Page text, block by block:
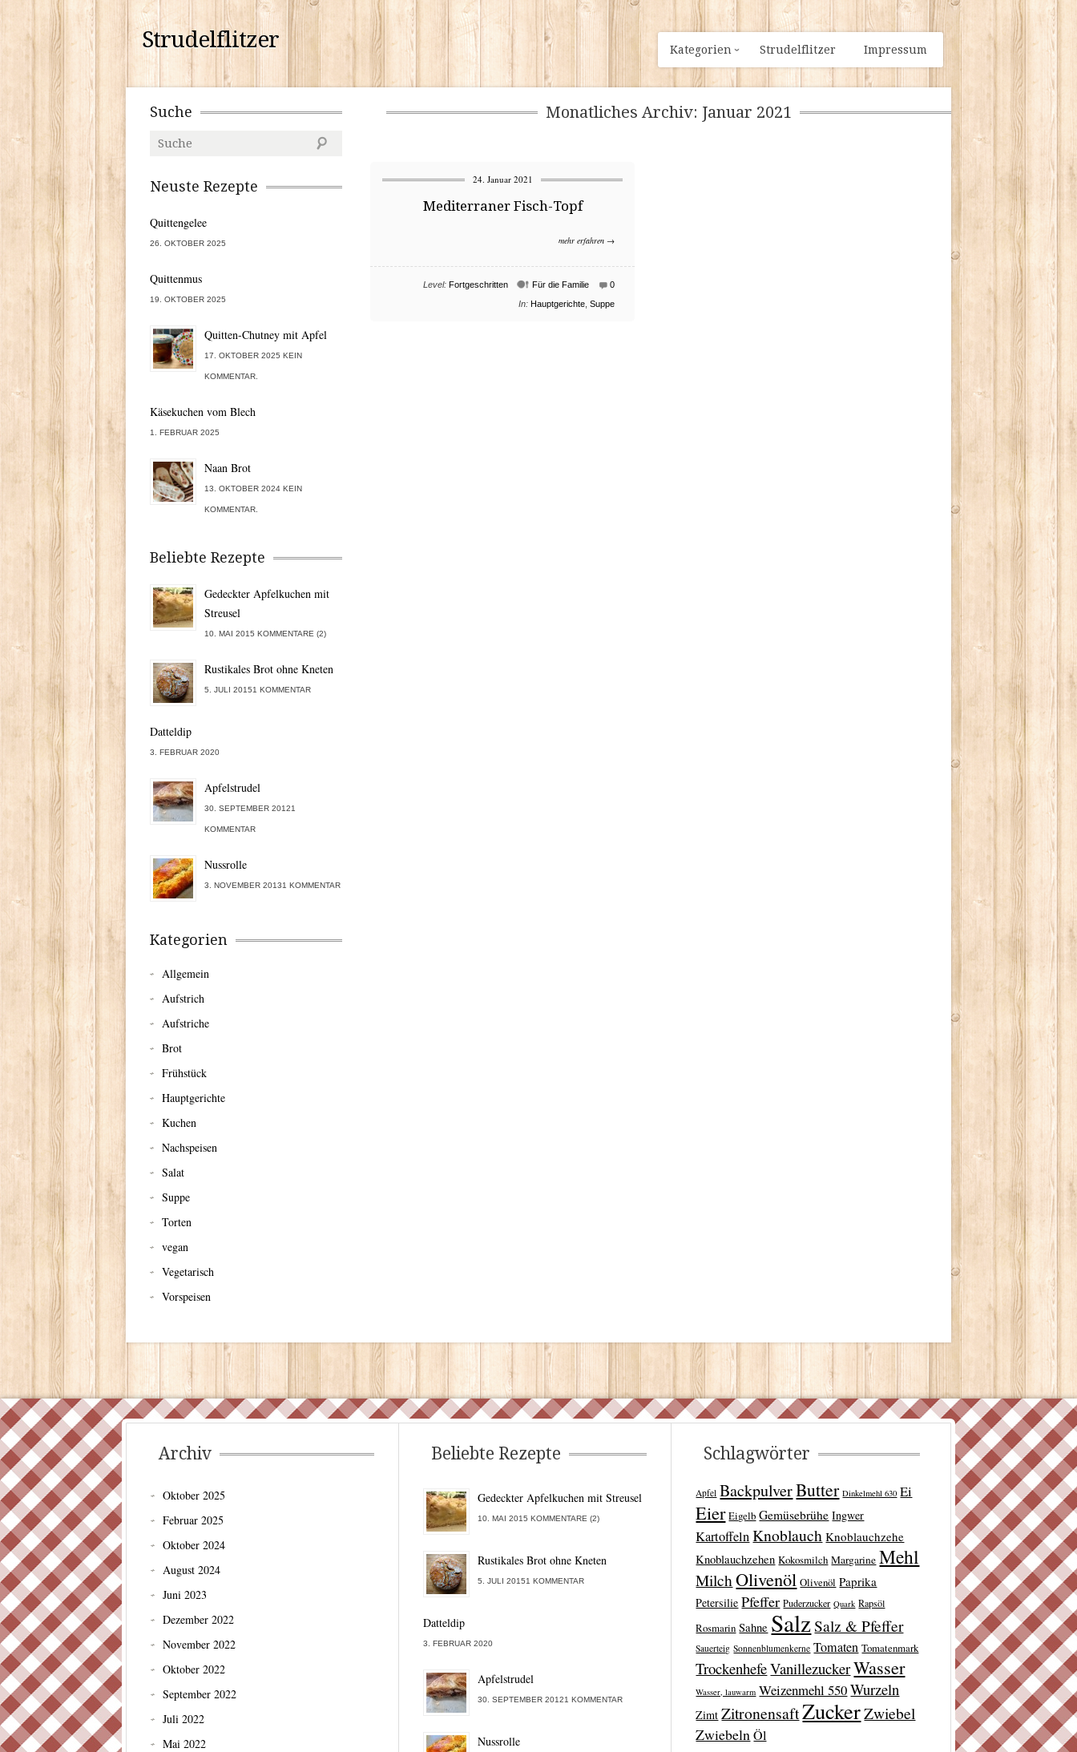
Strudelflitzer Kategorien Strudelflitzer Impressum
Monatliches Archiv: Januar 2021
24. Januar 2021
Mediterraner Fisch-Topf
mehr erfahren →
0
Für die Familie
Level: Fortgeschritten
In: Hauptgerichte Suppe
Suche
Neuste Rezepte
Quittengelee
26. OKTOBER 2025
Quittenmus
19. OKTOBER 2025
Quitten-Chutney mit Apfel
17. OKTOBER 2025 KEIN
KOMMENTAR.
Käsekuchen vom Blech
1. FEBRUAR 2025
Naan Brot
13. OKTOBER 2024 KEIN
KOMMENTAR.
Beliebte Rezepte
Gedeckter Apfelkuchen mit
Streusel
10. MAI 2015 KOMMENTARE (2)
Rustikales Brot ohne Kneten
5. JULI 20151 KOMMENTAR
Datteldip
3. FEBRUAR 2020
Apfelstrudel
30. SEPTEMBER 20121
KOMMENTAR
Nussrolle
3. NOVEMBER 20131 KOMMENTAR
Kategorien
Allgemein
Aufstrich
Aufstriche
Brot
Frühstück
Hauptgerichte
Kuchen
Nachspeisen
Salat
Suppe
Torten
vegan
Vegetarisch
Vorspeisen
Archiv
Oktober 2025
Februar 2025
Oktober 2024
August 2024
Juni 2023
Dezember 2022
November 2022
Oktober 2022
September 2022
Juli 2022
Mai 2022
Beliebte Rezepte
Gedeckter Apfelkuchen mit Streusel
10. MAI 2015 KOMMENTARE (2)
Rustikales Brot ohne Kneten
5. JULI 20151 KOMMENTAR
Datteldip
3. FEBRUAR 2020
Apfelstrudel
30. SEPTEMBER 20121 KOMMENTAR
Nussrolle
Schlagwörter
Apfel BackpulverButter Dinkelmehl 630 Ei
Eier Eigelb Gemüsebrühe Ingwer
Kartoffeln Knoblauch Knoblauchzehe
Knoblauchzehen Kokosmilch Margarine Mehl
MilchOlivenöl Olivenöl Paprika
Petersilie Pfeffer Puderzucker Quark Rapsöl
Rosmarin Sahne SalzSalz & Pfeffer
Sauerteig Sonnenblumenkerne Tomaten Tomatenmark
TrockenhefeVanillezuckerWasser
Wasser, lauwarm Weizenmehl 550Wurzeln
Zimt ZitronensaftZuckerZwiebel
Zwiebeln Öl